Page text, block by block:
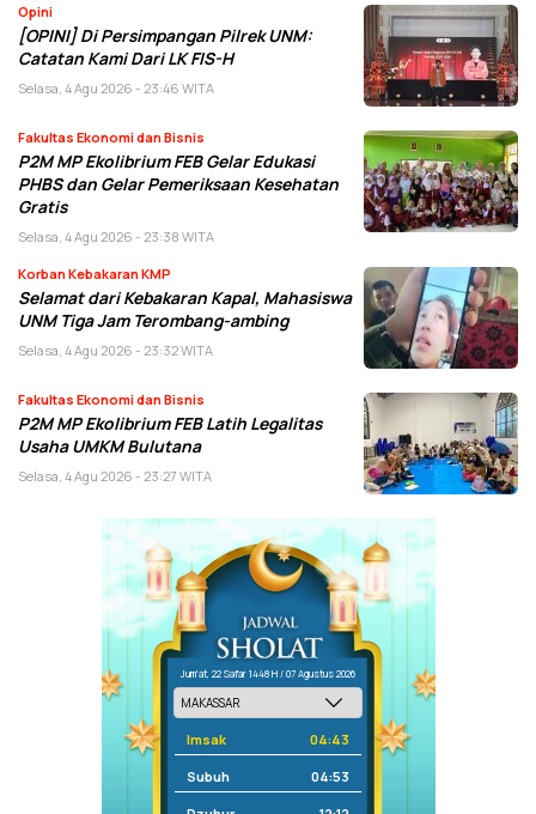
Opini
[OPINI] Di Persimpangan Pilrek UNM:
Catatan Kami Dari LK FIS-H
Selasa, 4 Agu 2026 - 23:46 WITA
Fakultas Ekonomi dan Bisnis
P2M MP Ekolibrium FEB Gelar Edukasi
PHBS dan Gelar Pemeriksaan Kesehatan
Gratis
Selasa, 4 Agu 2026 - 23:38 WITA
Korban Kebakaran KMP
Selamat dari Kebakaran Kapal, Mahasiswa
UNM Tiga Jam Terombang-ambing
Selasa, 4 Agu 2026 - 23:32 WITA
Fakultas Ekonomi dan Bisnis
P2M MP Ekolibrium FEB Latih Legalitas
Usaha UMKM Bulutana
Selasa, 4 Agu 2026 - 23:27 WITA
Jum'at, 22 Safar 1448 H / 07 Agustus 2026
Imsak 04:43
Subuh 04:53